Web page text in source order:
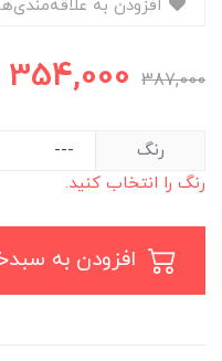
387,000
354,000
رنگ
رنگ را انتخاب کنید.